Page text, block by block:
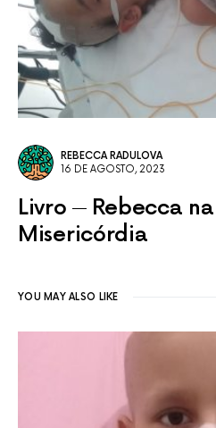
REBECCA RADULOVA
16 DE AGOSTO, 2023
Livro
Rebecca
Misericórdia
YOU MAY ALSO LIKE